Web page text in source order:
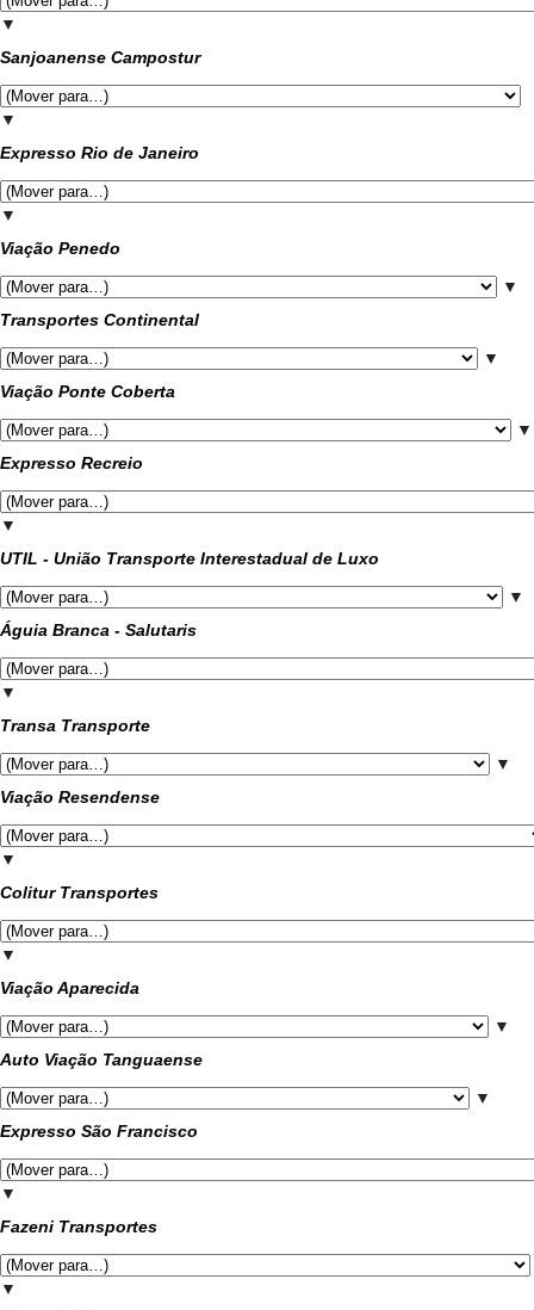
▼
Sanjoanense Campostur
▼
Expresso Rio de Janeiro
▼
Viação Penedo
▼
Transportes Continental
▼
Viação Ponte Coberta
▼
Expresso Recreio
▼
UTIL - União Transporte Interestadual de Luxo
▼
Águia Branca - Salutaris
▼
Transa Transporte
▼
Viação Resendense
▼
Colitur Transportes
▼
Viação Aparecida
▼
Auto Viação Tanguaense
▼
Expresso São Francisco
▼
Fazeni Transportes
▼